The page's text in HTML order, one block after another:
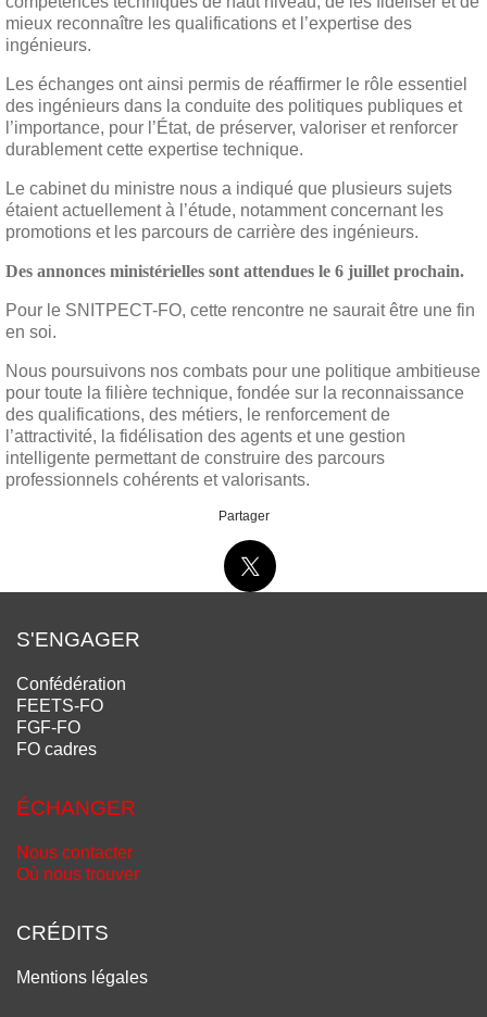
mieux reconnaître les qualifications et l’expertise des
ingénieurs.
Les échanges ont ainsi permis de réaffirmer le rôle essentiel
des ingénieurs dans la conduite des politiques publiques et
l’importance, pour l’État, de préserver, valoriser et renforcer
durablement cette expertise technique.
Le cabinet du ministre nous a indiqué que plusieurs sujets
étaient actuellement à l’étude, notamment concernant les
promotions et les parcours de carrière des ingénieurs.
Des annonces ministérielles sont attendues le 6 juillet prochain.
Pour le SNITPECT-FO, cette rencontre ne saurait être une fin
en soi.
Nous poursuivons nos combats pour une politique ambitieuse
pour toute la filière technique, fondée sur la reconnaissance
des qualifications, des métiers, le renforcement de
l’attractivité, la fidélisation des agents et une gestion
intelligente permettant de construire des parcours
professionnels cohérents et valorisants.
Partager
S'ENGAGER
Confédération
FEETS-FO
FGF-FO
FO cadres
ÉCHANGER
Nous contacter
Où nous trouver
CRÉDITS
Mentions légales